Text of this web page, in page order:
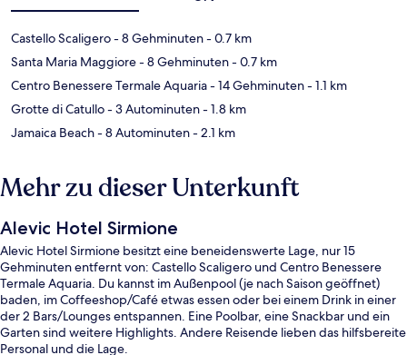
Castello Scaligero- 8 Gehminuten- 0.7 km
Santa Maria Maggiore- 8 Gehminuten- 0.7 km
Centro Benessere Termale Aquaria- 14 Gehminuten- 1.1 km
Grotte di Catullo- 3 Autominuten- 1.8 km
Jamaica Beach- 8 Autominuten- 2.1 km
Mehr zu dieser Unterkunft
Alevic Hotel Sirmione
Alevic Hotel Sirmione besitzt eine beneidenswerte Lage, nur 15
Gehminuten entfernt von: Castello Scaligero und Centro Benessere
Termale Aquaria. Du kannst im Außenpool (je nach Saison geöffnet)
baden, im Coffeeshop/Café etwas essen oder bei einem Drink in einer
der 2 Bars/Lounges entspannen. Eine Poolbar, eine Snackbar und ein
Garten sind weitere Highlights. Andere Reisende lieben das hilfsbereite
Personal und die Lage.